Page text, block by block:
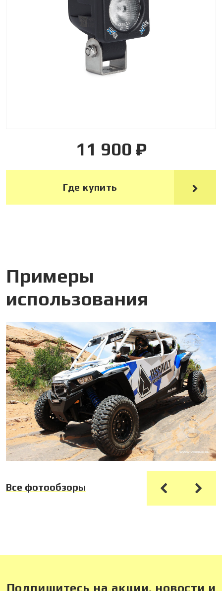
11 900 ₽
Где купить
Примеры
использования
Все фотообзоры
Подпишитесь на акции, новости и